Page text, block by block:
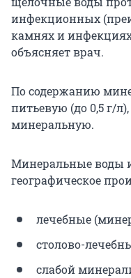
инфекционных
камнях и
объясняет врач.
По содержанию
питьевую (до 0,5 г/
минеральную.
Минеральные воды
географическое
лечебные
столово-
слабой